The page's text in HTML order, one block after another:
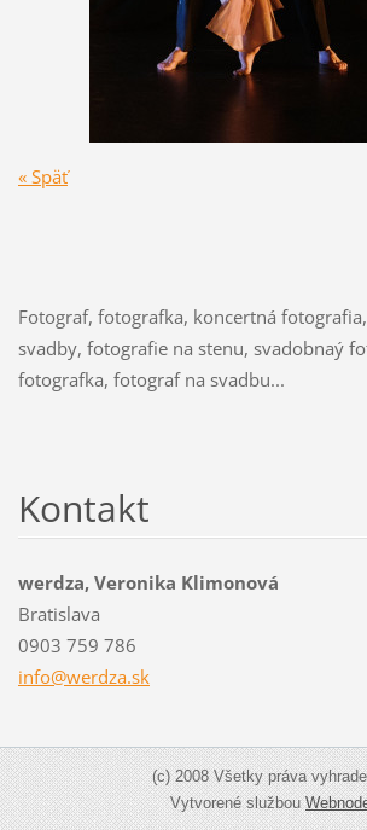
« Späť
Fotograf, fotografka, koncertná
svadby, fotografie na stenu, svadobnaý
fotografka, fotograf na svadbu...
Kontakt
werdza, Veronika Klimonová
Bratislava
0903 759 786
info@werdza.sk
(c) 2008 Všetky práva
Vytvorené službou